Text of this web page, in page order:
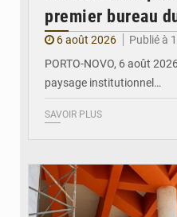
premier bureau
6 août 2026
Publié à
PORTO-NOVO, 6 août
paysage institutionnel…
SAVOIR PLUS